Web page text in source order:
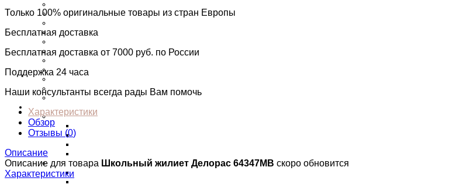
Лонги
Платья
Комплекты
Пляжная одежда
Шорты
Толстовки
Юбки
Девочкам
Верхняя одежда
Пальто
Футболки
Только 100% оригинальные товары из стран Европы
Бесплатная доставка
Бесплатная доставка от 7000 руб. по России
Поддержка 24 часа
Наши консультанты всегда рады Вам помочь
Характеристики
Обзор
Отзывы (0)
Описание
Описание для товара Школьный жилиет Делорас 64347MB скоро обновится
Характеристики